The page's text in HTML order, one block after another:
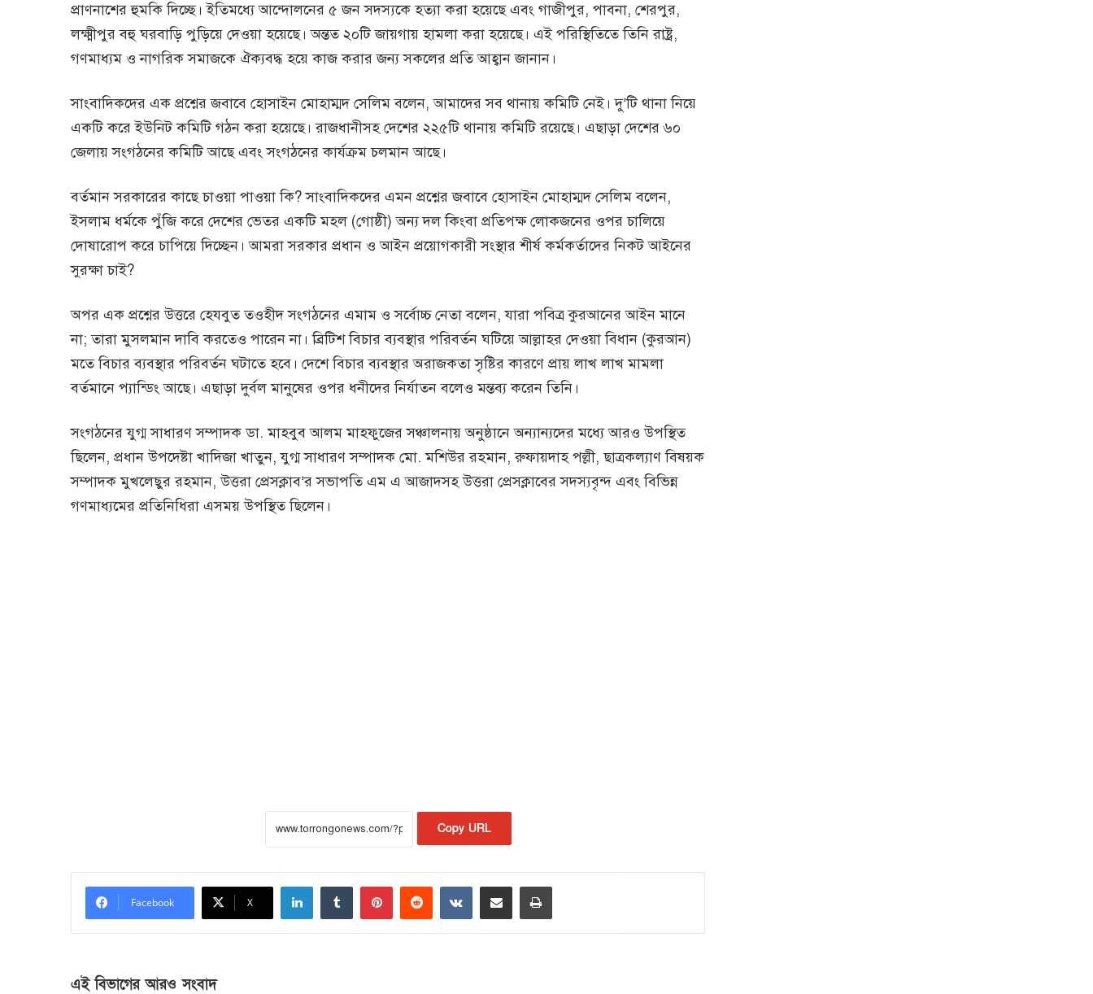
প্রাণনাশের হুমকি দিচ্ছে। ইতিমধ্যে আন্দোলনের ৫ জন সদস্যকে হত্যা করা হয়েছে এবং গাজীপুর, পাবনা, শেরপুর,
লক্ষ্মীপুর বহু ঘরবাড়ি পুড়িয়ে দেওয়া হয়েছে। অন্তত ২০টি জায়গায় হামলা করা হয়েছে। এই পরিস্থিতিতে তিনি রাষ্ট্র,
গণমাধ্যম ও নাগরিক সমাজকে ঐক্যবদ্ধ হয়ে কাজ করার জন্য সকলের প্রতি আহ্বান জানান।
সাংবাদিকদের এক প্রশ্নের জবাবে হোসাইন মোহাম্মদ সেলিম বলেন, আমাদের সব থানায় কমিটি নেই। দু’টি থানা নিয়ে
একটি করে ইউনিট কমিটি গঠন করা হয়েছে। রাজধানীসহ দেশের ২২৫টি থানায় কমিটি রয়েছে। এছাড়া দেশের ৬০
জেলায় সংগঠনের কমিটি আছে এবং সংগঠনের কার্যক্রম চলমান আছে।
বর্তমান সরকারের কাছে চাওয়া পাওয়া কি? সাংবাদিকদের এমন প্রশ্নের জবাবে হোসাইন মোহাম্মদ সেলিম বলেন,
ইসলাম ধর্মকে পুঁজি করে দেশের ভেতর একটি মহল (গোষ্ঠী) অন্য দল কিংবা প্রতিপক্ষ লোকজনের ওপর চালিয়ে
দোষারোপ করে চাপিয়ে দিচ্ছেন। আমরা সরকার প্রধান ও আইন প্রয়োগকারী সংস্থার শীর্ষ কর্মকর্তাদের নিকট আইনের
সুরক্ষা চাই?
অপর এক প্রশ্নের উত্তরে হেযবুত তওহীদ সংগঠনের এমাম ও সর্বোচ্চ নেতা বলেন, যারা পবিত্র কুরআনের আইন মানে
না; তারা মুসলমান দাবি করতেও পারেন না। ব্রিটিশ বিচার ব্যবস্থার পরিবর্তন ঘটিয়ে আল্লাহর দেওয়া বিধান (কুরআন)
মতে বিচার ব্যবস্থার পরিবর্তন ঘটাতে হবে। দেশে বিচার ব্যবস্থার অরাজকতা সৃষ্টির কারণে প্রায় লাখ লাখ মামলা
বর্তমানে প্যান্ডিং আছে। এছাড়া দুর্বল মানুষের ওপর ধনীদের নির্যাতন বলেও মন্তব্য করেন তিনি।
সংগঠনের যুগ্ম সাধারণ সম্পাদক ডা. মাহবুব আলম মাহফুজের সঞ্চালনায় অনুষ্ঠানে অন্যান্যদের মধ্যে আরও উপস্থিত
ছিলেন, প্রধান উপদেষ্টা খাদিজা খাতুন, যুগ্ম সাধারণ সম্পাদক মো. মশিউর রহমান, রুফায়দাহ পল্লী, ছাত্রকল্যাণ বিষয়ক
সম্পাদক মুখলেছুর রহমান, উত্তরা প্রেসক্লাব’র সভাপতি এম এ আজাদসহ উত্তরা প্রেসক্লাবের সদস্যবৃন্দ এবং বিভিন্ন
গণমাধ্যমের প্রতিনিধিরা এসময় উপস্থিত ছিলেন।
Copy URL
Facebook X
LinkedIn VKontakte
এই বিভাগের আরও সংবাদ